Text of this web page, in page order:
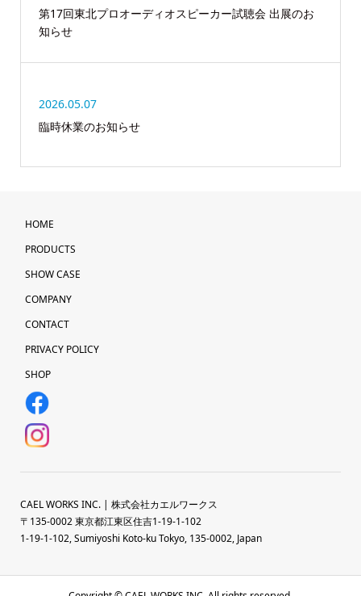
第17回東北プロオーディオスピーカー試聴会 出展のお
知らせ
2026.05.07
臨時休業のお知らせ
HOME
PRODUCTS
SHOW CASE
COMPANY
CONTACT
PRIVACY POLICY
SHOP
CAEL WORKS INC. | 株式会社カエルワークス
〒135-0002 東京都江東区住吉1-19-1-102
1-19-1-102, Sumiyoshi Koto-ku Tokyo, 135-0002, Japan